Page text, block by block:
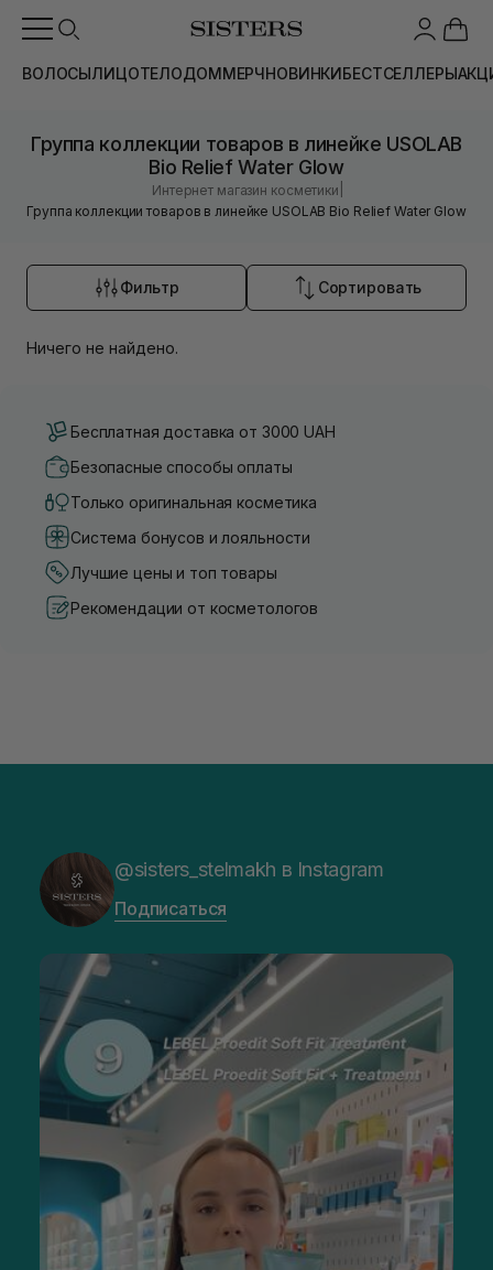
ВОЛОСЫЛИЦОТЕЛОДОММЕРЧНОВИНКИБЕСТСЕЛЛЕРЫ
Группа коллекции товаров в линейке USOLAB
Bio Relief Water Glow
Интернет магазин косметики
Группа коллекции товаров в линейке USOLAB Bio Relief Water Glow
Фильтр Сортировать
Ничего не найдено.
Бесплатная доставка от 3000 UAH
Безопасные способы оплаты
Только оригинальная косметика
Система бонусов и лояльности
Лучшие цены и топ товары
Рекомендации от косметологов
@sisters_stelmakh в Instagram
Подписаться